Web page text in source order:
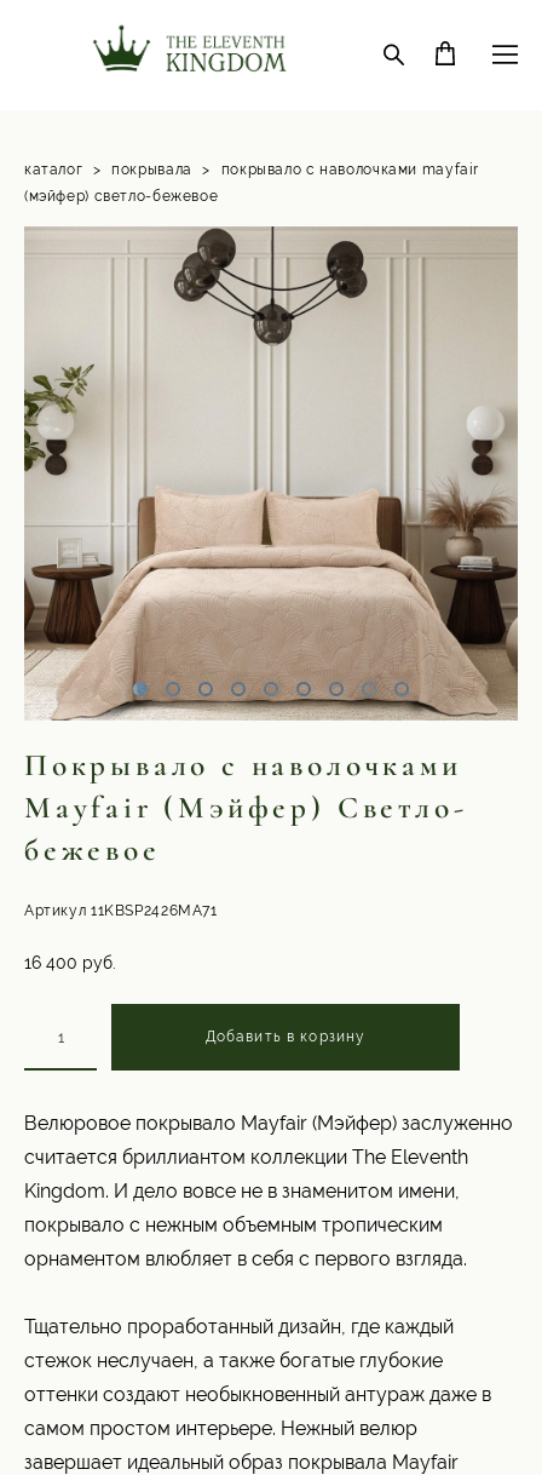
каталог > покрывала >
покрывало с наволочками mayfair
(мэйфер) светло-бежевое
Покрывало с наволочками
Mayfair (Мэйфер) Светло-
бежевое
Артикул 11KBSP2426MA71
16 400 pуб.
Добавить в корзину
Велюровое покрывало Mayfair (Мэйфер) заслуженно
считается бриллиантом коллекции The Eleventh
Kingdom. И дело вовсе не в знаменитом имени,
покрывало с нежным объемным тропическим
орнаментом влюбляет в себя с первого взгляда.
Тщательно проработанный дизайн, где каждый
стежок неслучаен, а также богатые глубокие
оттенки создают необыкновенный антураж даже в
самом простом интерьере. Нежный велюр
завершает идеальный образ покрывала Mayfair